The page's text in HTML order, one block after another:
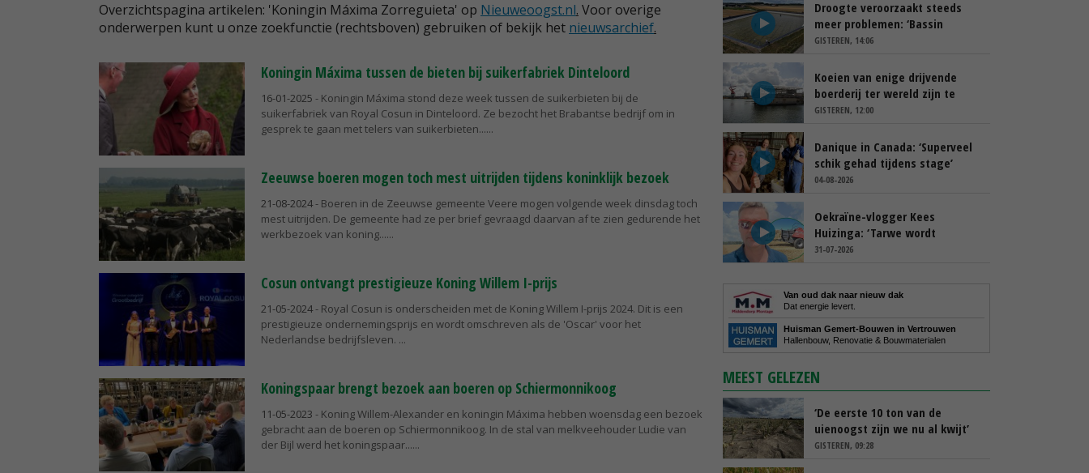
Overzichtspagina artikelen: 'Koningin Máxima Zorreguieta' op Nieuweoogst.nl. Voor overige
onderwerpen kunt u onze zoekfunctie (rechtsboven) gebruiken of bekijk het nieuwsarchief.
Koningin Máxima tussen de bieten bij suikerfabriek Dinteloord
16-01-2025 - Koningin Máxima stond deze week tussen de suikerbieten bij de
suikerfabriek van Royal Cosun in Dinteloord. Ze bezocht het Brabantse bedrijf om in
gesprek te gaan met telers van suikerbieten...
Zeeuwse boeren mogen toch mest uitrijden tijdens koninklijk bezoek
21-08-2024- Boeren in de Zeeuwse gemeente Veere mogen volgende week dinsdag toch
mest uitrijden. De gemeente had ze per brief gevraagd daarvan af te zien gedurende het
werkbezoek van koning...
Cosun ontvangt prestigieuze Koning Willem I-prijs
21-05-2024- Royal Cosun is onderscheiden met de Koning Willem I-prijs 2024. Dit is een
prestigieuze ondernemingsprijs en wordt omschreven als de 'Oscar' voor het
Nederlandse bedrijfsleven.
Koningspaar brengt bezoek aan boeren op Schiermonnikoog
11-05-2023 - Koning Willem-Alexander en koningin Máxima hebben woensdag een bezoek
gebracht aan de boeren op Schiermonnikoog. In de stal van melkveehouder Ludie van
der Bijl werd het koningspaar...
Droogte veroorzaakt steeds
meer problemen: ‘Bassin
afgelopen week al leeg’
GISTEREN, 14:06
Koeien van enige drijvende
boerderij ter wereld zijn te
koop
GISTEREN, 12:00
Danique in Canada: ‘Superveel
schik gehad tijdens stage’
04-08-2026
Oekraïne-vlogger Kees
Huizinga: ‘Tarwe wordt
geperst, koeien hebben stro
31-07-2026
Van oud dak naar nieuw dak
Dat energie levert.
Huisman Gemert-Bouwen in Vertrouwen
Hallenbouw, Renovatie & Bouwmaterialen
MEEST GELEZEN
‘De eerste 10 ton van de
uienoogst zijn we nu al kwijt’
GISTEREN, 09:28